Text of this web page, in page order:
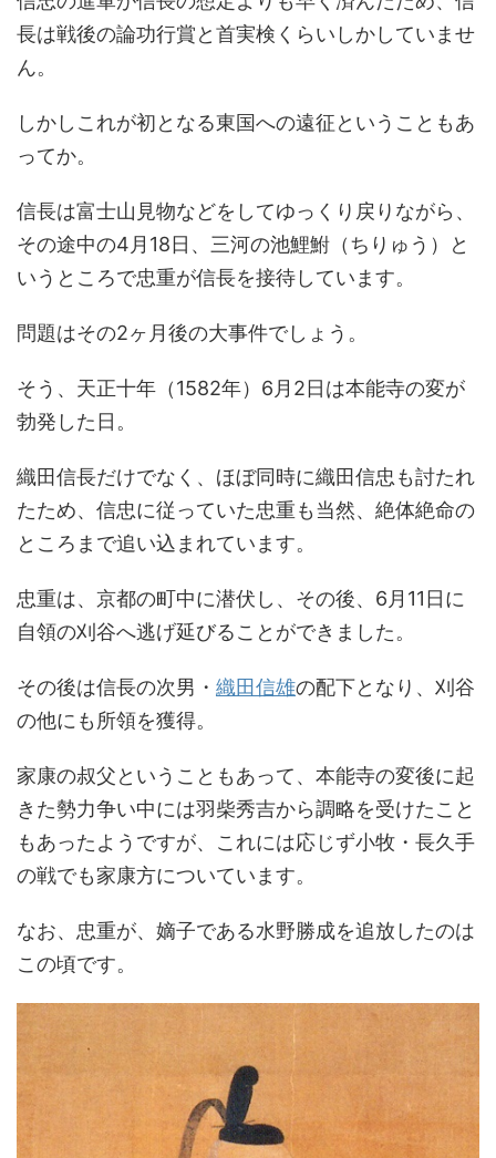
長は戦後の論功行賞と首実検くらいしかしていませ
ん。
しかしこれが初となる東国への遠征ということもあ
ってか。
信長は富士山見物などをしてゆっくり戻りながら、
その途中の4月18日、三河の池鯉鮒（ちりゅう）と
いうところで忠重が信長を接待しています。
問題はその2ヶ月後の大事件でしょう。
そう、天正十年（1582年）6月2日は本能寺の変が
勃発した日。
織田信長だけでなく、ほぼ同時に織田信忠も討たれ
たため、信忠に従っていた忠重も当然、絶体絶命の
ところまで追い込まれています。
忠重は、京都の町中に潜伏し、その後、6月11日に
自領の刈谷へ逃げ延びることができました。
その後は信長の次男・ 織田信雄の配下となり、刈谷
の他にも所領を獲得。
家康の叔父ということもあって、本能寺の変後に起
きた勢力争い中には羽柴秀吉から調略を受けたこと
もあったようですが、これには応じず小牧・長久手
の戦でも家康方についています。
なお、忠重が、嫡子である水野勝成を追放したのは
この頃です。